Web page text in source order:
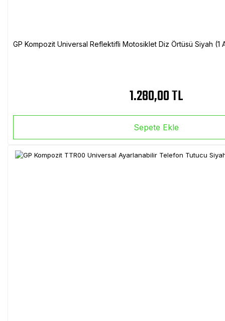
GP Kompozit Universal Reflektifli Motosiklet Diz Örtüsü Siyah
1.280,00 TL
Sepete Ekle